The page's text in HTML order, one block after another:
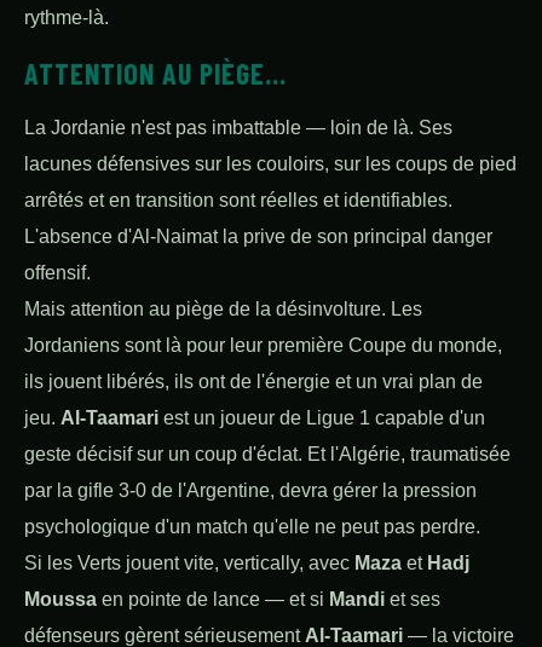
rythme-là.
ATTENTION AU PIÈGE...
La Jordanie n'est pas imbattable — loin de là. Ses
lacunes défensives sur les couloirs, sur les coups de pied
arrêtés et en transition sont réelles et identifiables.
L'absence d'Al-Naimat la prive de son principal danger
offensif.
Mais attention au piège de la désinvolture. Les
Jordaniens sont là pour leur première Coupe du monde,
ils jouent libérés, ils ont de l'énergie et un vrai plan de
jeu. Al-Taamari est un joueur de Ligue 1 capable d'un
geste décisif sur un coup d'éclat. Et l'Algérie, traumatisée
par la gifle 3-0 de l'Argentine, devra gérer la pression
psychologique d'un match qu'elle ne peut pas perdre.
Si les Verts jouent vite, vertically, avec Maza et Hadj
Moussa en pointe de lance — et si Mandi et ses
défenseurs gèrent sérieusement Al-Taamari — la victoire